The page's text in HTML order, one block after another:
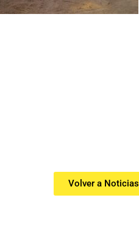
Volver a Noticias